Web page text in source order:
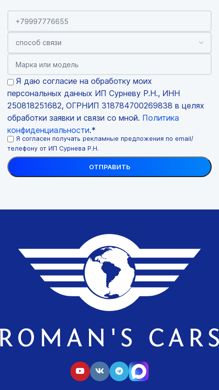
Я даю согласие на обработку моих
персональных данных ИП Сурневу Р.Н., ИНН
250818251682, ОГРНИП 318784700269838 в целях
обработки заявки и связи со мной. Политика
конфиденциальности.*
Я согласен получать рекламные предложения по email/
телефону от ИП Сурнева Р.Н.